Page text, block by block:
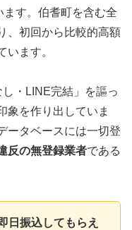
す。伯耆町を含む全
、初回から比較的高額
います。
・LINE完結」を謳っ
象を作り出していま
ータベースには一切登
反の無登録業者である
日振込してもらえ